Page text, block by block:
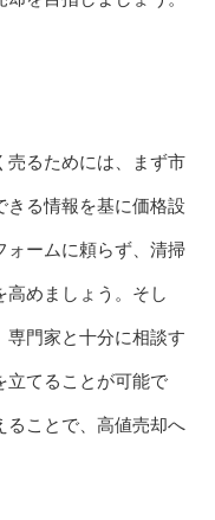
売るためには、まず市
きる情報を基に価格設
ォームに頼らず、清掃
めましょう。そし
専門家と十分に相談す
立てることが可能で
ることで、高値売却へ